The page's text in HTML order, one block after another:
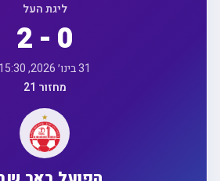
ליגת העל
2 - 0
מחזור 21